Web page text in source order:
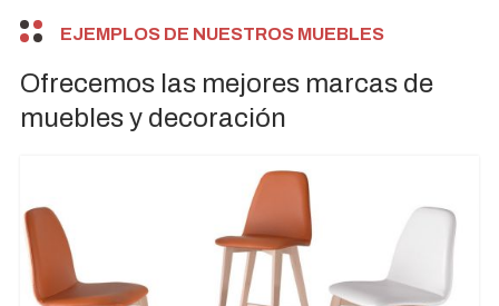
EJEMPLOS DE NUESTROS MUEBLES
Ofrecemos las mejores marcas de
muebles y decoración